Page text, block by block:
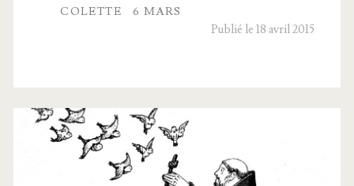
COLETTE
6 MARS
Publié le 18 avril 2015